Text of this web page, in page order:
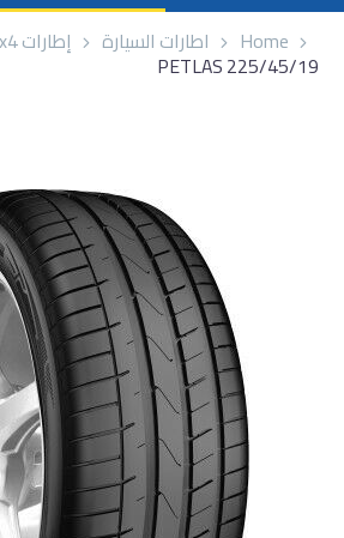
English
Home اطارات السيارة إطارات 4x4
PETLAS 225/45/19